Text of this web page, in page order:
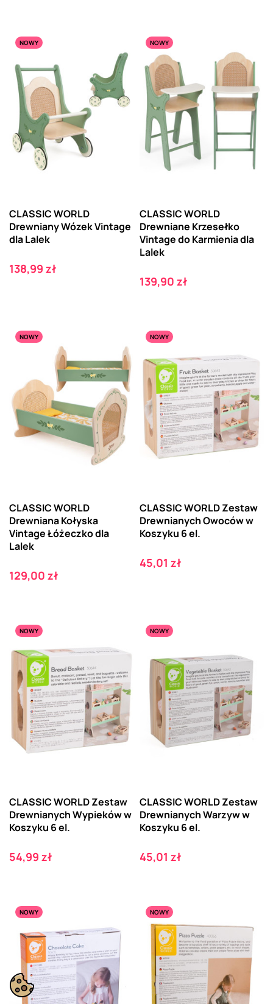
NOWY
CLASSIC WORLD
Drewniany Wózek Vintage
dla Lalek
Cena
138,99 zł
NOWY
CLASSIC WORLD
Drewniane Krzesełko
Vintage do Karmienia dla
Lalek
Cena
139,90 zł
NOWY
CLASSIC WORLD
Drewniana Kołyska
Vintage Łóżeczko dla
Lalek
Cena
129,00 zł
NOWY
CLASSIC WORLD Zestaw
Drewnianych Owoców w
Koszyku 6 el.
Cena
45,01 zł
NOWY
CLASSIC WORLD Zestaw
Drewnianych Wypieków w
Koszyku 6 el.
Cena
54,99 zł
NOWY
CLASSIC WORLD Zestaw
Drewnianych Warzyw w
Koszyku 6 el.
Cena
45,01 zł
NOWY NOWY